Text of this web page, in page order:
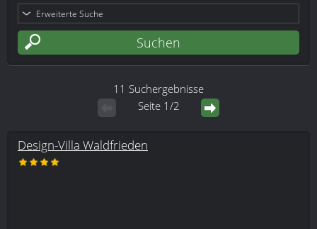
Erweiterte Suche
11 Suchergebnisse
Seite 1/2
Design-Villa Waldfrieden